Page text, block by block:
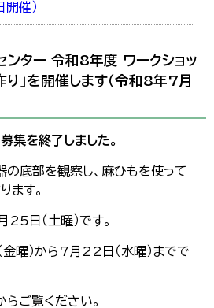
催）
ター 令和8年度 ワークショッ
り」を開催します（令和8年7月
集を終了しました。
底部を観察し、麻ひもを使って
ます。
日（土曜）です。
曜）から7月22日（水曜）までで
らご覧ください。